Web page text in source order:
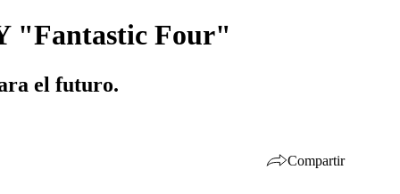
"Fantastic Four"
el futuro.
Compartir